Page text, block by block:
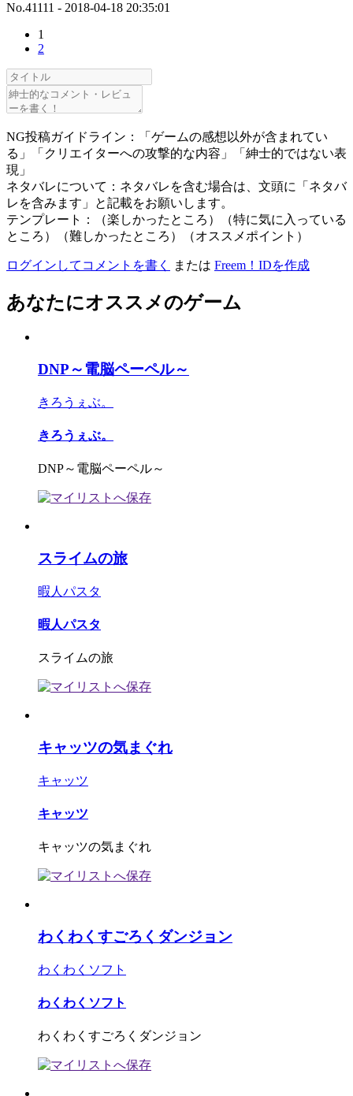
No.41111 - 2018-04-18 20:35:01
1
2
NG投稿ガイドライン：「ゲームの感想以外が含まれてい
る」「クリエイターへの攻撃的な内容」「紳士的ではない表
現」
ネタバレについて：ネタバレを含む場合は、文頭に「ネタバ
レを含みます」と記載をお願いします。
テンプレート：（楽しかったところ）（特に気に入っている
ところ）（難しかったところ）（オススメポイント）
ログインしてコメントを書く または Freem！IDを作成
あなたにオススメのゲーム
DNP～電脳ペーペル～
きろうぇぶ。
きろうぇぶ。
DNP～電脳ペーペル～
スライムの旅
暇人パスタ
暇人パスタ
スライムの旅
キャッツの気まぐれ
キャッツ
キャッツ
キャッツの気まぐれ
わくわくすごろくダンジョン
わくわくソフト
わくわくソフト
わくわくすごろくダンジョン